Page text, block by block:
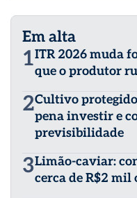
Em alta
1ITR 2026 muda
que o produtor
2Cultivo
pena investir e
previsibilidade
3Limão-caviar:
cerca de R$2 mil